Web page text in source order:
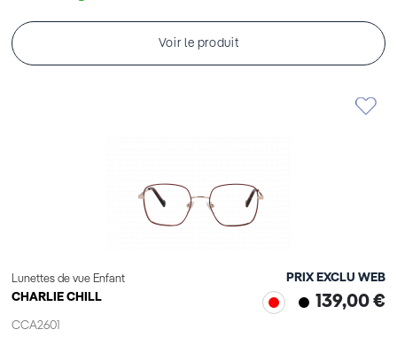
Voir le produit
Lunettes de vue Enfant
CHARLIE CHILL
CCA2601
PRIX EXCLU WEB
139,00 €